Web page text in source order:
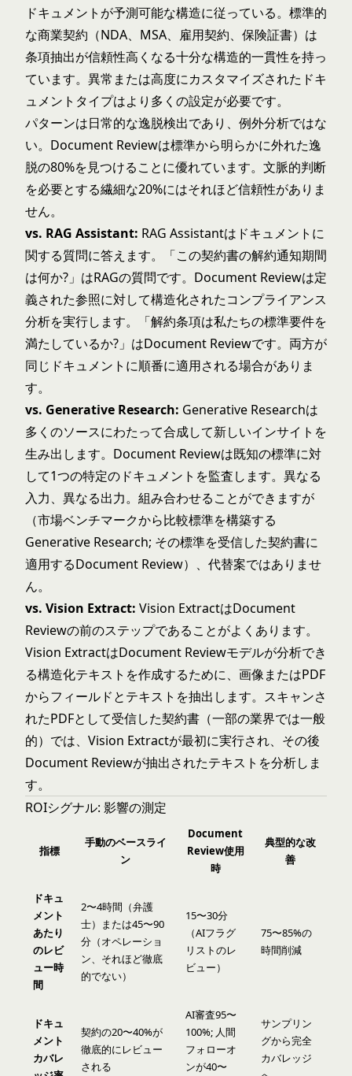
ドキュメントが予測可能な構造に従っている。標準的
な商業契約（NDA、MSA、雇用契約、保険証書）は
条項抽出が信頼性高くなる十分な構造的一貫性を持っ
ています。異常または高度にカスタマイズされたドキ
ュメントタイプはより多くの設定が必要です。
パターンは日常的な逸脱検出であり、例外分析ではな
い。Document Reviewは標準から明らかに外れた逸
脱の80%を見つけることに優れています。文脈的判断
を必要とする繊細な20%にはそれほど信頼性がありま
せん。
vs. RAG Assistant: RAG Assistantはドキュメントに
関する質問に答えます。「この契約書の解約通知期間
は何か?」はRAGの質問です。Document Reviewは定
義された参照に対して構造化されたコンプライアンス
分析を実行します。「解約条項は私たちの標準要件を
満たしているか?」はDocument Reviewです。両方が
同じドキュメントに順番に適用される場合がありま
す。
vs. Generative Research: Generative Researchは
多くのソースにわたって合成して新しいインサイトを
生み出します。Document Reviewは既知の標準に対
して1つの特定のドキュメントを監査します。異なる
入力、異なる出力。組み合わせることができますが
（市場ベンチマークから比較標準を構築する
Generative Research; その標準を受信した契約書に
適用するDocument Review）、代替案ではありませ
ん。
vs. Vision Extract: Vision ExtractはDocument
Reviewの前のステップであることがよくあります。
Vision ExtractはDocument Reviewモデルが分析でき
る構造化テキストを作成するために、画像またはPDF
からフィールドとテキストを抽出します。スキャンさ
れたPDFとして受信した契約書（一部の業界では一般
的）では、Vision Extractが最初に実行され、その後
Document Reviewが抽出されたテキストを分析しま
す。
ROIシグナル: 影響の測定
指標
手動のベースライ
ン
Document
Review使用
時
典型的な改
善
ドキュ
メント
あたり
のレビ
ュー時
間
2〜4時間（弁護
士）または45〜90
分（オペレーショ
ン、それほど徹底
的でない）
15〜30分
（AIフラグ
リストのレ
ビュー）
75〜85%の
時間削減
ドキュ
メント
カバレ
契約の20〜40%が
徹底的にレビュー
される
AI審査95〜
100%; 人間
フォローオ
ンが40〜
サンプリン
グから完全
カバレッジ